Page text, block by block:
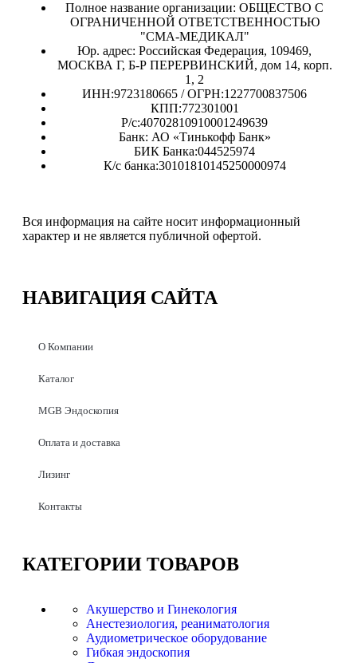
Полное название организации: ОБЩЕСТВО С
ОГРАНИЧЕННОЙ ОТВЕТСТВЕННОСТЬЮ
"СМА-МЕДИКАЛ"
Юр. адрес: Российская Федерация, 109469,
МОСКВА Г, Б-Р ПЕРЕРВИНСКИЙ, дом 14, корп.
1, 2
ИНН:9723180665 / ОГРН:1227700837506
КПП:772301001
Р/с:40702810910001249639
Банк: АО «Тинькофф Банк»
БИК Банка:044525974
К/с банка:30101810145250000974
Вся информация на сайте носит информационный
характер и не является публичной офертой.
НАВИГАЦИЯ САЙТА
О Компании
Каталог
MGB Эндоскопия
Оплата и доставка
Лизинг
Контакты
КАТЕГОРИИ ТОВАРОВ
Акушерство и Гинекология
Анестезиология, реаниматология
Аудиометрическое оборудование
Гибкая эндоскопия